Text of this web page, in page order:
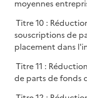
r
p
i
e
r
moyennes
Titre 10 :
souscriptions de
placement dans
Titre 11 :
de parts de fonds